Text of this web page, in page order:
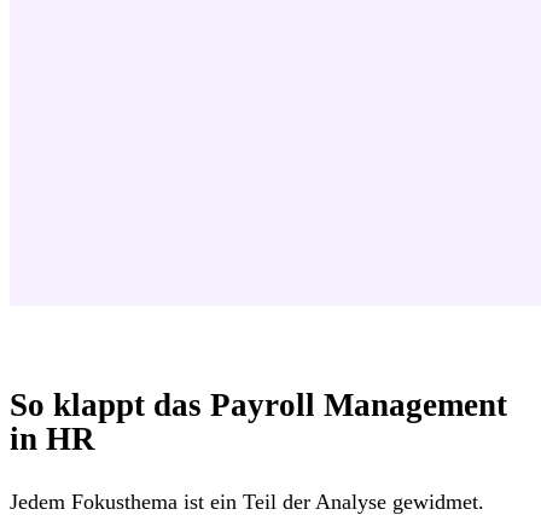
So klappt das Payroll Management
in HR
Jedem Fokusthema ist ein Teil der Analyse gewidmet.